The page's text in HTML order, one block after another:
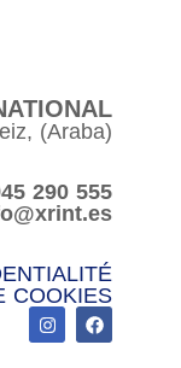
(Araba)
290 555
COOKIES